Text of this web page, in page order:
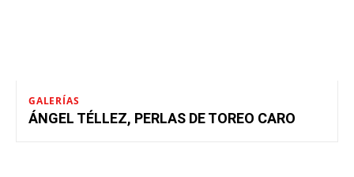
GALERÍAS
ÁNGEL TÉLLEZ, PERLAS DE TOREO CARO